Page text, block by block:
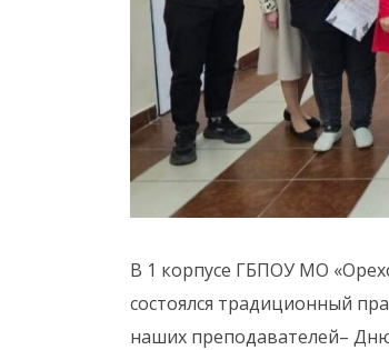
В 1 корпусе ГБПОУ МО
состоялся традиционный
наших преподавателей–